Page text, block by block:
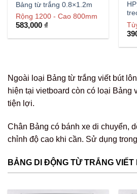
Bảng từ trắng 0.8×1.2m
Rộng 1200 - Cao 800mm
583,000 ₫
Ngoài loại Bảng từ trắng viết bút
hiện tại vietboard còn có loại Bảng
tiện lợi.
Chân Bảng có bánh xe di chuyển,
chỉnh độ cao khi cần. Sử dụng
BẢNG DI ĐỘNG TỪ TRẮNG VIẾT